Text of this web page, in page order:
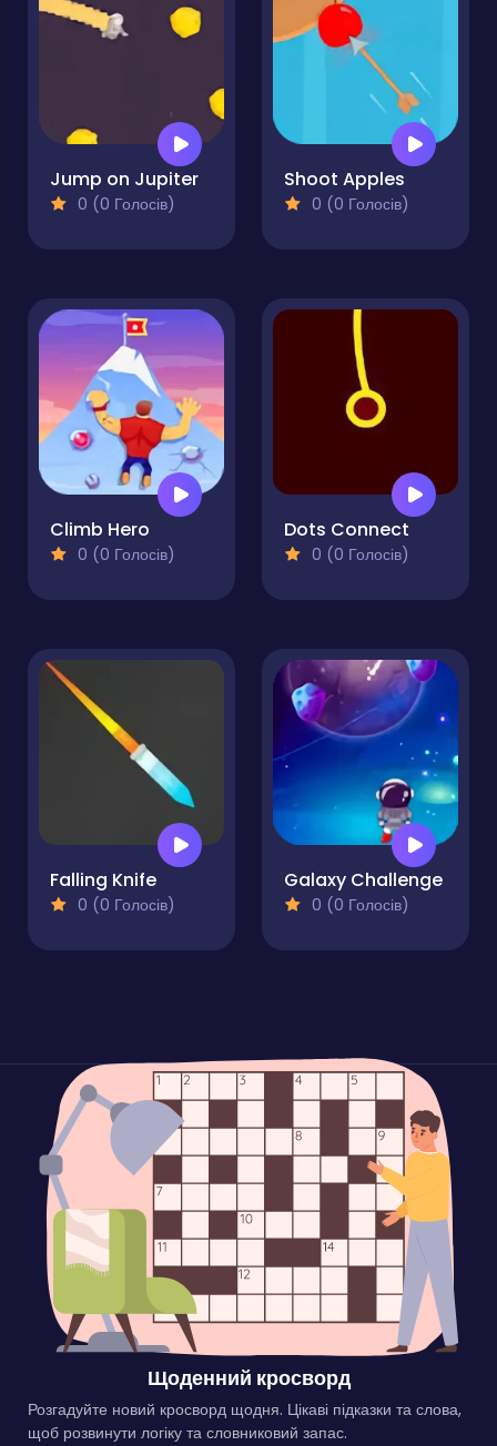
Jump on Jupiter
0 (0 Голосів)
Shoot Apples
0 (0 Голосів)
Climb Hero
0 (0 Голосів)
Dots Connect
0 (0 Голосів)
Falling Knife
0 (0 Голосів)
Galaxy Challenge
0 (0 Голосів)
Щоденний кросворд
Розгадуйте новий кросворд щодня. Цікаві підказки та слова,
щоб розвинути логіку та словниковий запас.